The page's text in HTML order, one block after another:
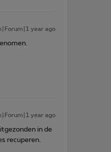
year ago
year ago
in de
recuperen.